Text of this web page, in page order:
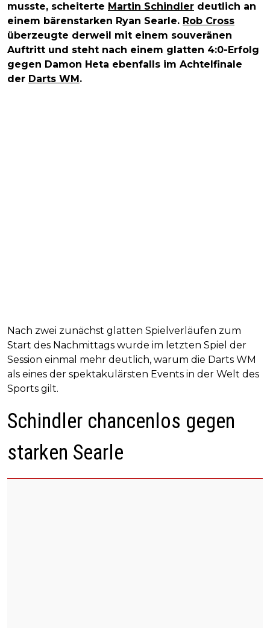
musste, scheiterte Martin Schindler deutlich an
einem bärenstarken Ryan Searle. Rob Cross
überzeugte derweil mit einem souveränen
Auftritt und steht nach einem glatten 4:0-Erfolg
gegen Damon Heta ebenfalls im Achtelfinale
der Darts WM .
Nach zwei zunächst glatten Spielverläufen zum
Start des Nachmittags wurde im letzten Spiel der
Session einmal mehr deutlich, warum die Darts WM
als eines der spektakulärsten Events in der Welt des
Sports gilt.
Schindler chancenlos gegen
starken Searle